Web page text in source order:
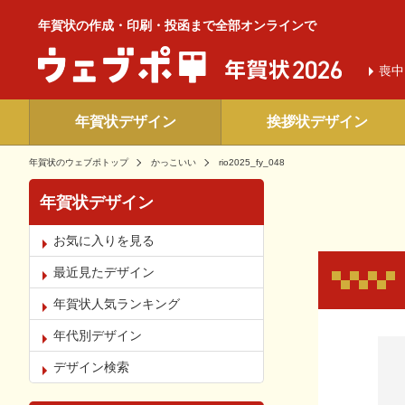
年賀状の作成・印刷・投函まで全部オンラインで
喪中
年賀状デザイン 挨拶状デザイン
年賀状のウェブポトップ かっこいい rio2025_fy_048
年賀状デザイン
お気に入りを見る
最近見たデザイン
年賀状人気ランキング
年代別デザイン
デザイン検索